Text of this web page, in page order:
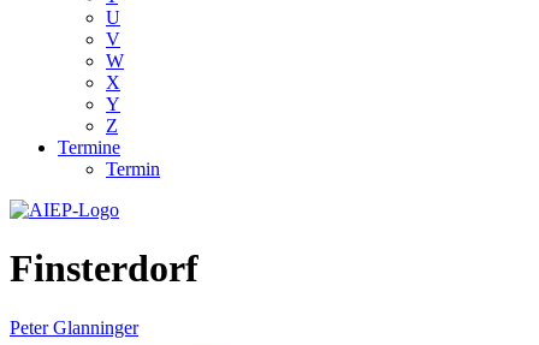
U
V
W
X
Y
Z
Termine
Termin
Finsterdorf
Peter Glanninger